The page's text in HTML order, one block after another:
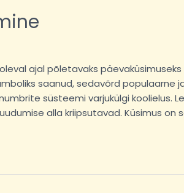
ajal põletavaks
saanud, sedavõrd populaarne
süsteemi varjukülgi koolielus.
alla kriipsutavad. Küsimus on